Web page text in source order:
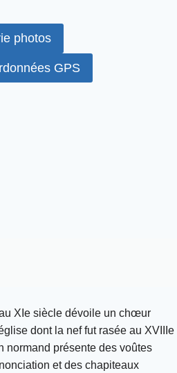
photos
GPS
XIe siècle dévoile un chœur
dont la nef fut rasée au XVIIIe
normand présente des voûtes
et des chapiteaux